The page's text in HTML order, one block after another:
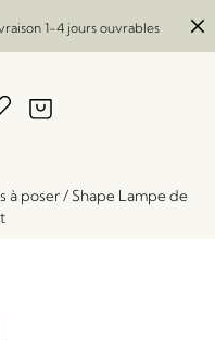
1-4 jours ouvrables
à poser/ Shape Lampe de